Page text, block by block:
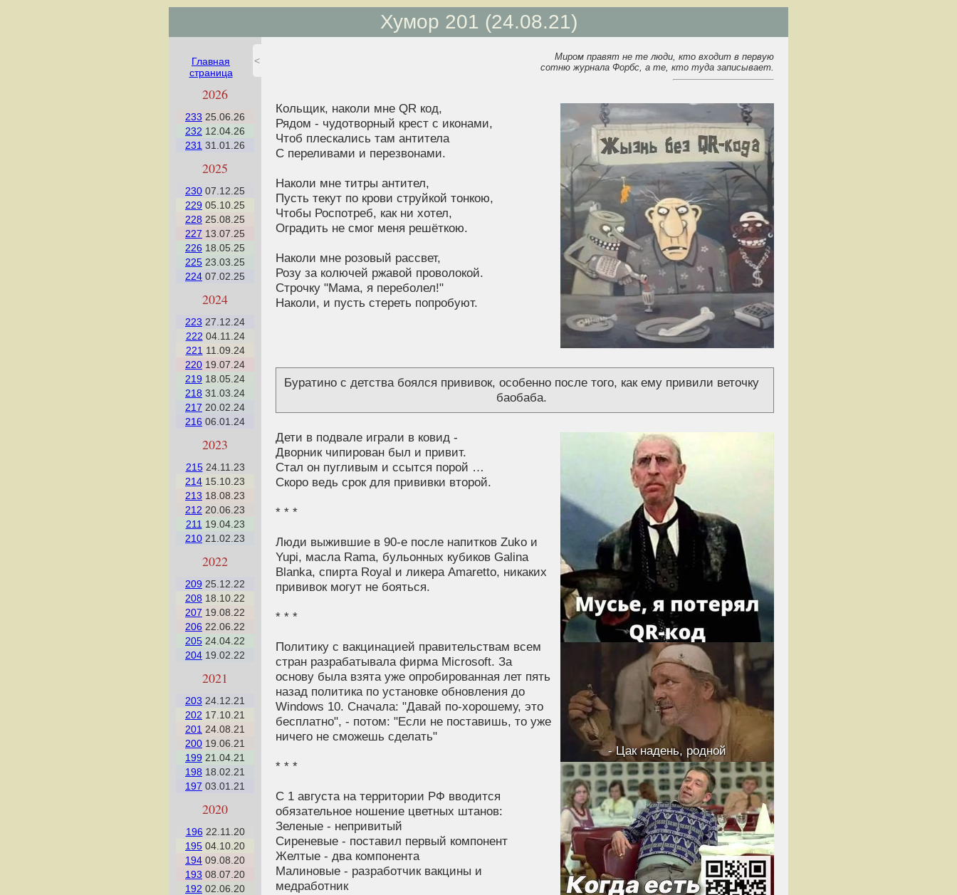
Хумор 201 (24.08.21)
<
Главная
страница
2026
233 25.06.26
232 12.04.26
231 31.01.26
2025
230 07.12.25
229 05.10.25
228 25.08.25
227 13.07.25
226 18.05.25
225 23.03.25
224 07.02.25
2024
223 27.12.24
222 04.11.24
221 11.09.24
220 19.07.24
219 18.05.24
218 31.03.24
217 20.02.24
216 06.01.24
2023
21524.11.23
214 15.10.23
213 18.08.23
212 20.06.23
211 19.04.23
210 21.02.23
2022
209 25.12.22
208 18.10.22
207 19.08.22
206 22.06.22
205 24.04.22
204 19.02.22
2021
203 24.12.21
202 17.10.21
201 24.08.21
200 19.06.21
199 21.04.21
198 18.02.21
197 03.01.21
2020
196 22.11.20
195 04.10.20
194 09.08.20
193 08.07.20
192 02.06.20
Миром правят не те люди, кто входит в первую
сотню журнала Форбс, а те, кто туда записывает.
Кольщик, наколи мне QR код,
Рядом - чудотворный крест с иконами,
Чтоб плескались там антитела
С переливами и перезвонами.
Наколи мне титры антител,
Пусть текут по крови струйкой тонкою,
Чтобы Роспотреб, как ни хотел,
Оградить не смог меня решёткою.
Наколи мне розовый рассвет,
Розу за колючей ржавой проволокой.
Строчку "Мама, я переболел!"
Наколи, и пусть стереть попробуют.
Буратино с детства боялся прививок, особенно после того, как ему привили веточку
баoбаба.
- Цак надень, родной
Дети в подвале играли в ковид -
Дворник чипирован был и привит.
Стал он пугливым и ссытся порой …
Скоро ведь срок для прививки второй.
* * *
Люди выжившие в 90-е после напитков Zuko и
Yupi, масла Rama, бульонных кубиков Galina
Blanka, спирта Royal и ликера Amaretto, никаких
прививок могут не бояться.
* * *
Политику с вакцинацией правительствам всем
стран разрабатывала фирма Microsoft. За
основу была взята уже опробированная лет пять
назад политика по установке обновления до
Windows 10. Сначала: "Давай по-хорошему, это
бесплатно", - потом: "Если не поставишь, то уже
ничего не сможешь сделать"
* * *
С 1 августа на территории РФ вводится
обязательное ношение цветных штанов:
Зеленые - непривитый
Сиреневые - поставил первый компонент
Желтые - два компонента
Малиновые - разработчик вакцины и
медработник